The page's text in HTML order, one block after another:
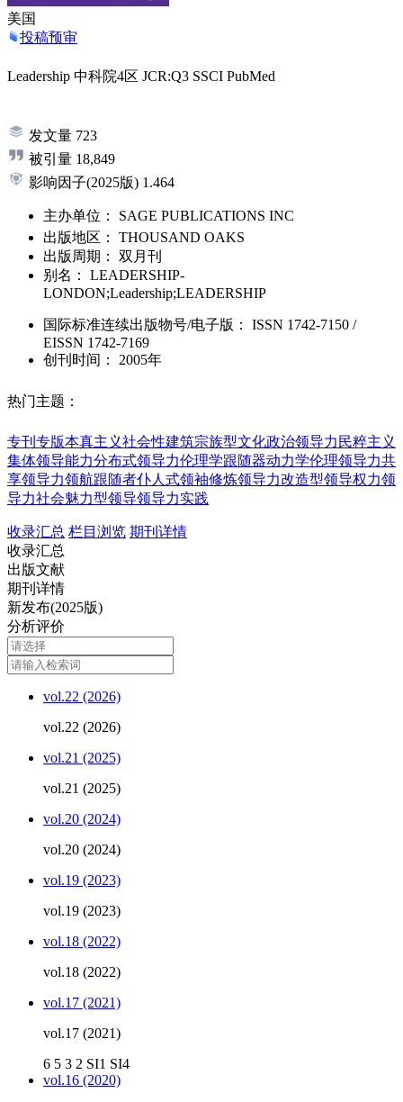
美国
投稿预审
Leadership 中科院4区 JCR:Q3 SSCI PubMed
发文量 723
被引量 18,849
影响因子(2025版) 1.464
主办单位：
SAGE PUBLICATIONS INC
出版地区：
THOUSAND OAKS
出版周期：
双月刊
别名：
LEADERSHIP-
LONDON;Leadership;LEADERSHIP
国际标准连续出版物号/电子版 ： ISSN 1742-7150 /
EISSN 1742-7169
创刊时间：
2005年
热门主题：
专刊专版本真主义社会性建筑宗族型文化政治领导力 民粹主义
集体领导能力分布式领导力伦理学跟随器动力学伦理领导力共
享领导力领航跟随者仆人式领袖修炼领导力改造型领导权力领
导力社会魅力型领导领导力实践
收录汇总 栏目浏览 期刊详情
收录汇总
出版文献
期刊详情
新发布(2025版)
分析评价
vol.22 (2026)
vol.22 (2026)
vol.21 (2025)
vol.21 (2025)
vol.20 (2024)
vol.20 (2024)
vol.19 (2023)
vol.19 (2023)
vol.18 (2022)
vol.18 (2022)
vol.17 (2021)
vol.17 (2021)
6 5 3 2 SI1 SI4
vol.16 (2020)